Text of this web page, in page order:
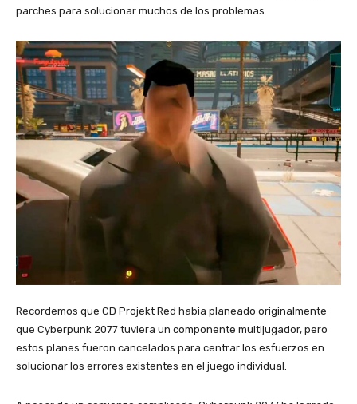
parches para solucionar muchos de los problemas.
Recordemos que CD Projekt Red habia planeado originalmente
que Cyberpunk 2077 tuviera un componente multijugador, pero
estos planes fueron cancelados para centrar los esfuerzos en
solucionar los errores existentes en el juego individual.